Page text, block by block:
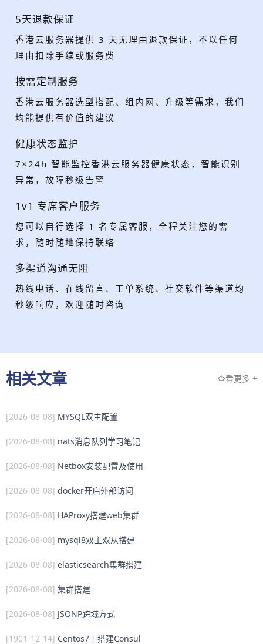
5天退款保证
香港云服务器提供 3 天无理由退款保证，不以任何
理由扣除手续或服务费
按需定制服务
香港云服务器选型搭配、组内网、升级等需求，我们
均能提供有价值的建议
健康状态监护
7×24h 智能监控香港云服务器健康状态，智能识别
异常，故障秒级告警
1v1 专席客户服务
您可以自行选择 1 名专属客服，全程关注您的需
求，随时随地保持联络
多渠道沟通无阻
热线电话、在线留言、工单系统、社交软件等渠道均
秒级响应，欢迎随时咨询
相关文章 查看更多 +
[2026-08-08] MYSQL双主配置
[2026-08-08] nats消息队列学习笔记
[2026-08-08] Netbox安装配置及使用
[2026-08-08] docker开启外部访问
[2026-08-08] HAProxy搭建web集群
[2026-08-08] mysql8双主双从搭建
[2026-08-08] elasticsearch集群搭建
[2026-08-08] 集群搭建
[2026-08-08] JSONP跨域方式
[1901-12-14] Centos7上搭建Consul